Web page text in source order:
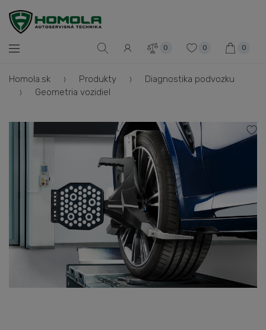
0 0 0
Homola.sk Produkty
Diagnostika podvozku
Geometria vozidiel